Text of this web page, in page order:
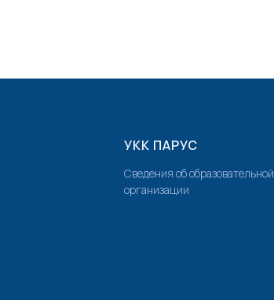
УКК ПАРУС
Сведения об образовательной
организации